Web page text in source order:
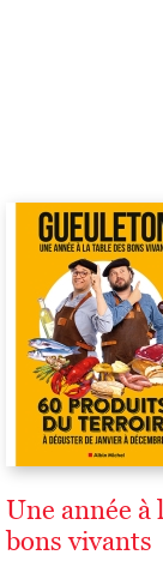
Une année à
bons vivants